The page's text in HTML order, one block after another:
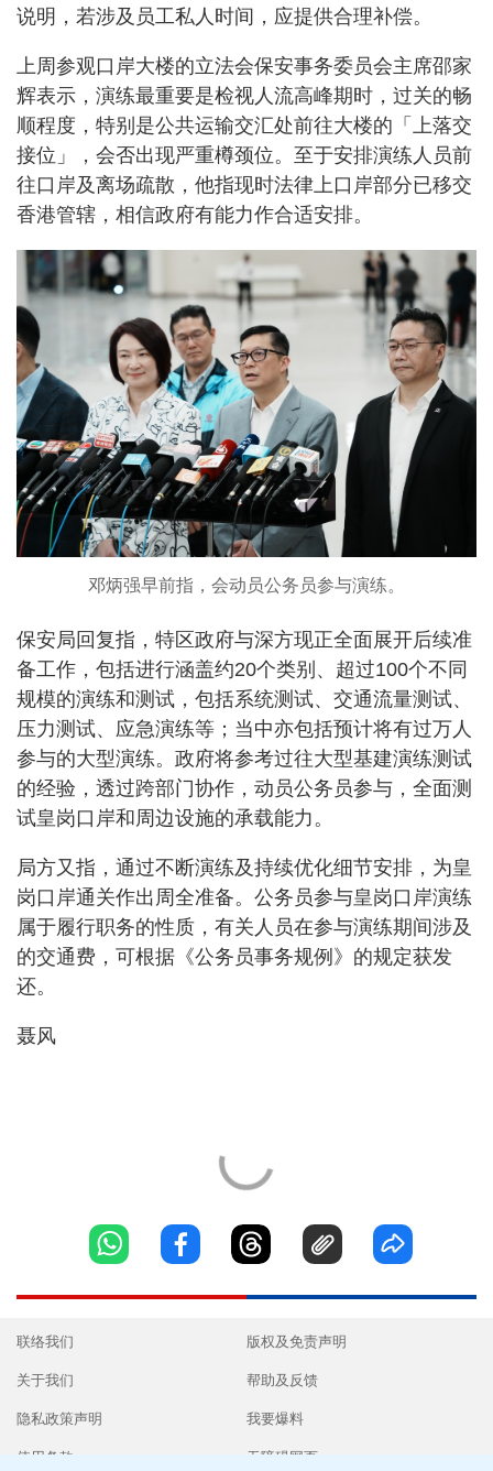
说明，若涉及员工私人时间，应提供合理补偿。
上周参观口岸大楼的立法会保安事务委员会主席邵家
辉表示，演练最重要是检视人流高峰期时，过关的畅
顺程度，特别是公共运输交汇处前往大楼的「上落交
接位」，会否出现严重樽颈位。至于安排演练人员前
往口岸及离场疏散，他指现时法律上口岸部分已移交
香港管辖，相信政府有能力作合适安排。
邓炳强早前指，会动员公务员参与演练。
保安局回复指，特区政府与深方现正全面展开后续准
备工作，包括进行涵盖约20个类别、超过100个不同
规模的演练和测试，包括系统测试、交通流量测试、
压力测试、应急演练等；当中亦包括预计将有过万人
参与的大型演练。政府将参考过往大型基建演练测试
的经验，透过跨部门协作，动员公务员参与，全面测
试皇岗口岸和周边设施的承载能力。
局方又指，通过不断演练及持续优化细节安排，为皇
岗口岸通关作出周全准备。公务员参与皇岗口岸演练
属于履行职务的性质，有关人员在参与演练期间涉及
的交通费，可根据《公务员事务规例》的规定获发
还。
聂风
联络我们
关于我们
隐私政策声明
使用条款
版权及免责声明
帮助及反馈
我要爆料
无障碍网页